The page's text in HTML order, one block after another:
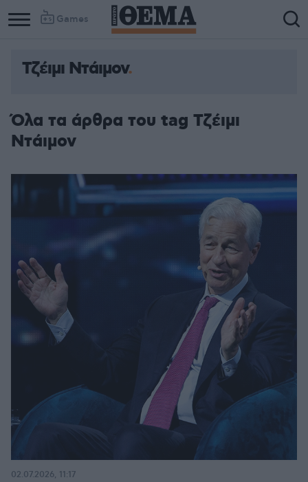
Games
Column
Column
Τζέιμι Ντάιμον
Όλα τα άρθρα του tag Τζέιμι
Ντάιμον
02.07.2026, 11:17